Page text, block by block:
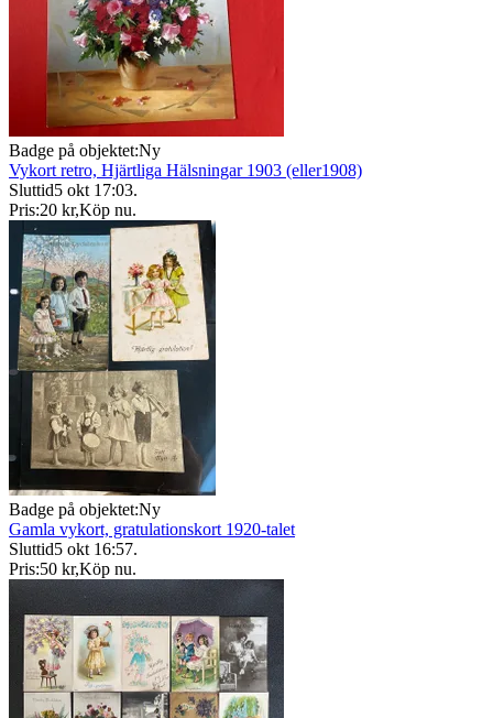
Badge på objektet:Ny
Vykort retro, Hjärtliga Hälsningar 1903 (eller1908)
Sluttid5 okt 17:03.
Pris:20 kr,Köp nu.
Badge på objektet:Ny
Gamla vykort, gratulationskort 1920-talet
Sluttid5 okt 16:57.
Pris:50 kr,Köp nu.